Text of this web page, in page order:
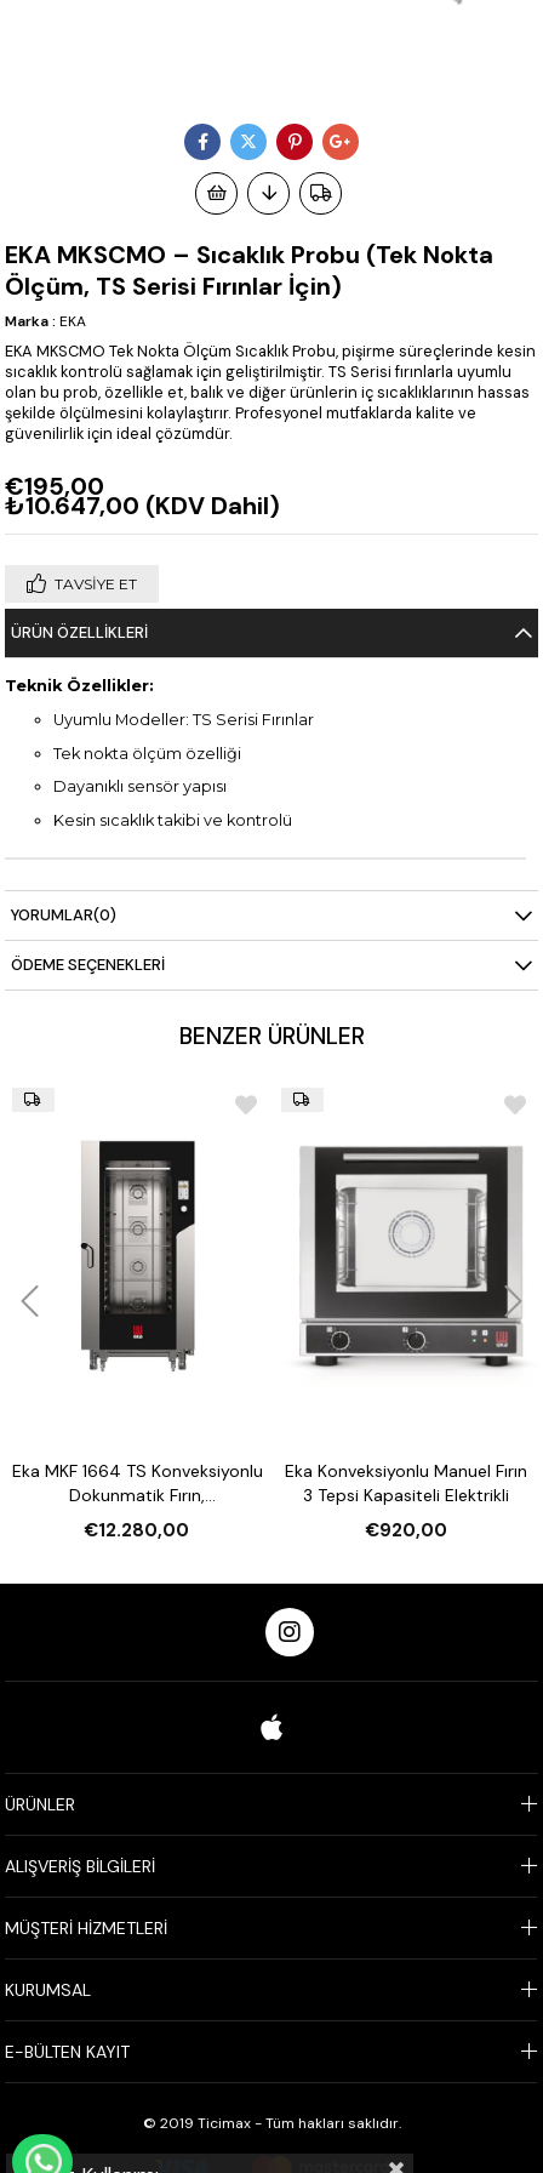
EKA MKSCMO – Sıcaklık Probu (Tek Nokta
Ölçüm, TS Serisi Fırınlar İçin)
Marka : EKA
EKA MKSCMO Tek Nokta Ölçüm Sıcaklık Probu, pişirme süreçlerinde kesin
sıcaklık kontrolü sağlamak için geliştirilmiştir. TS Serisi fırınlarla uyumlu
olan bu prob, özellikle et, balık ve diğer ürünlerin iç sıcaklıklarının hassas
şekilde ölçülmesini kolaylaştırır. Profesyonel mutfaklarda kalite ve
güvenilirlik için ideal çözümdür.
€195,00
₺10.647,00 (KDV Dahil)
TAVSIYE ET
ÜRÜN ÖZELLIKLERI
Teknik Özellikler:
Uyumlu Modeller: TS Serisi Fırınlar
Tek nokta ölçüm özelliği
Dayanıklı sensör yapısı
Kesin sıcaklık takibi ve kontrolü
YORUMLAR(0)
ÖDEME SEÇENEKLERI
BENZER ÜRÜNLER
Eka MKF 1664 TS Konveksiyonlu
Dokunmatik Fırın,
Nemlendirmeli 16 Tepsi
Kapasiteli Elektrikli
€12.280,00
Eka Konveksiyonlu Manuel Fırın
3 Tepsi Kapasiteli Elektrikli
€920,00
ÜRÜNLER
ALIŞVERİŞ BİLGİLERİ
MÜŞTERİ HİZMETLERİ
KURUMSAL
E-BÜLTEN KAYIT
© 2019 Ticimax - Tüm hakları saklıdır.